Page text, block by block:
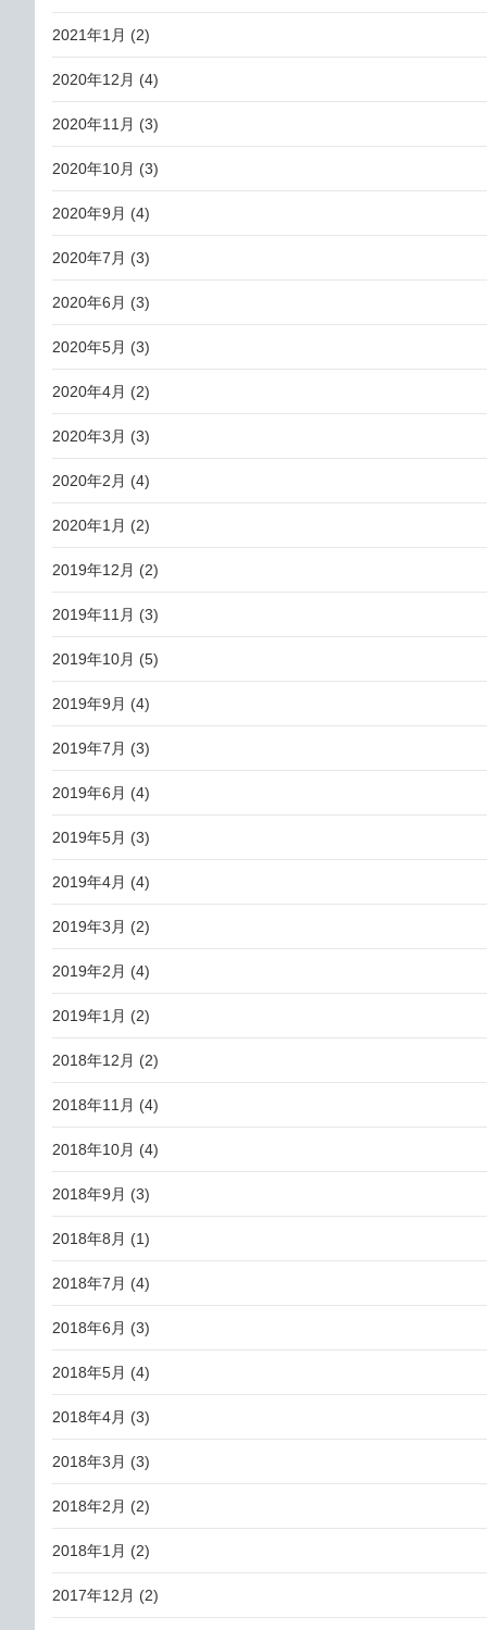
2021年1月 (2)
2020年12月 (4)
2020年11月 (3)
2020年10月 (3)
2020年9月 (4)
2020年7月 (3)
2020年6月 (3)
2020年5月 (3)
2020年4月 (2)
2020年3月 (3)
2020年2月 (4)
2020年1月 (2)
2019年12月 (2)
2019年11月 (3)
2019年10月 (5)
2019年9月 (4)
2019年7月 (3)
2019年6月 (4)
2019年5月 (3)
2019年4月 (4)
2019年3月 (2)
2019年2月 (4)
2019年1月 (2)
2018年12月 (2)
2018年11月 (4)
2018年10月 (4)
2018年9月 (3)
2018年8月 (1)
2018年7月 (4)
2018年6月 (3)
2018年5月 (4)
2018年4月 (3)
2018年3月 (3)
2018年2月 (2)
2018年1月 (2)
2017年12月 (2)